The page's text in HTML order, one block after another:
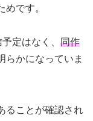
です。
定はなく、 同作
らかになっていま
ることが確認され